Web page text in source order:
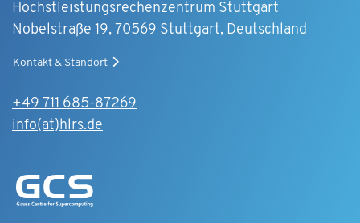
Höchstleistungsrechenzentrum Stuttgart
Nobelstraße 19, 70569 Stuttgart, Deutschland
Kontakt & Standort
+49 711 685-87269
info(at)hlrs.de